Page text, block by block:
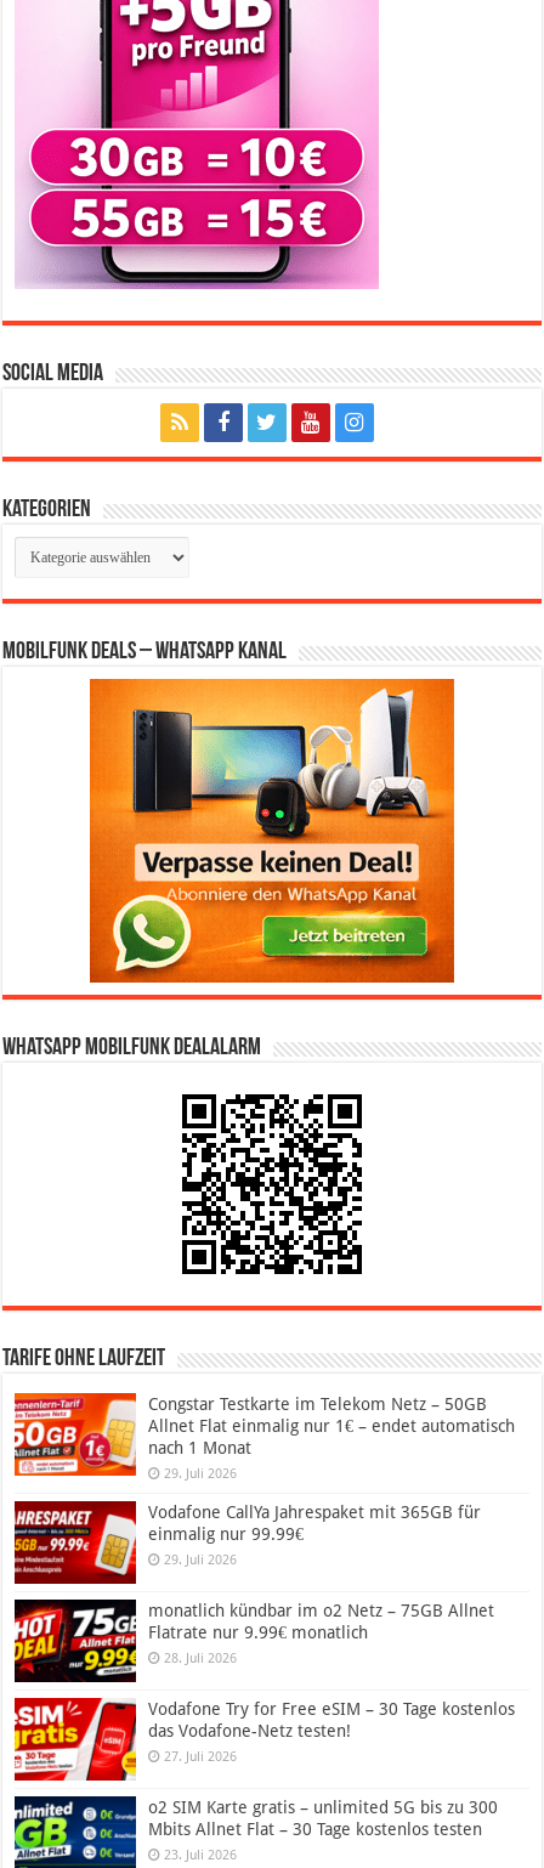
Social Media
Kategorien
Kategorien
Mobilfunk Deals – WhatsApp Kanal
WhatsApp Mobilfunk DealAlarm
Tarife ohne Laufzeit
Congstar Testkarte im Telekom Netz – 50GB
Allnet Flat einmalig nur 1€ – endet automatisch
nach 1 Monat
29. Juli 2026
Vodafone CallYa Jahrespaket mit 365GB für
einmalig nur 99.99€
29. Juli 2026
monatlich kündbar im o2 Netz – 75GB Allnet
Flatrate nur 9.99€ monatlich
28. Juli 2026
Vodafone Try for Free eSIM – 30 Tage kostenlos
das Vodafone-Netz testen!
27. Juli 2026
o2 SIM Karte gratis – unlimited 5G bis zu 300
Mbits Allnet Flat – 30 Tage kostenlos testen
23. Juli 2026